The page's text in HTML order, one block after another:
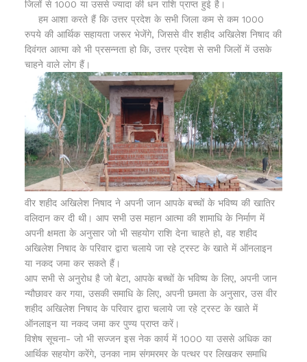
जिलों से 1000 या उससे ज्यादा की धन राशि प्राप्त हुई है।
हम आशा करते हैं कि उत्तर प्रदेश के सभी जिला कम से कम 1000
रुपये की आर्थिक सहायता जरूर भेजेंगे, जिससे वीर शहीद अखिलेश निषाद की
दिवंगत आत्मा को भी प्रसन्नता हो कि, उत्तर प्रदेश से सभी जिलों में उसके
चाहने वाले लोग हैं।
वीर शहीद अखिलेश निषाद ने अपनी जान आपके बच्चों के भविष्य की खातिर
वलिदान कर दी थी। आप सभी उस महान आत्मा की शामाधि के निर्माण में
अपनी क्षमता के अनुसार जो भी सहयोग राशि देना चाहते हो, वह शहीद
अखिलेश निषाद के परिवार द्वारा चलाये जा रहे ट्रस्ट के खाते में ऑनलाइन
या नकद जमा कर सकते हैं।
आप सभी से अनुरोध है जो बेटा, आपके बच्चों के भविष्य के लिए, अपनी जान
न्यौछावर कर गया, उसकी समाधि के लिए, अपनी छमता के अनुसार, उस वीर
शहीद अखिलेश निषाद के परिवार द्वारा चलाये जा रहे ट्रस्ट के खाते में
ऑनलाइन या नकद जमा कर पुण्य प्राप्त करें।
विशेष सूचना- जो भी सज्जन इस नेक कार्य में 1000 या उससे अधिक का
आर्थिक सहयोग करेंगे, उनका नाम संगमरमर के पत्थर पर लिखकर समाधि